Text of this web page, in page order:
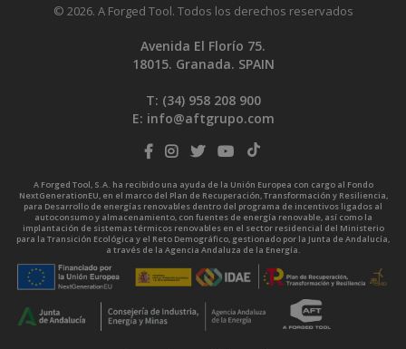
© 2026. A Forged Tool. Todos los derechos reservados
Avenida El Florío 75.
18015. Granada. SPAIN
T: (34) 958 208 900
E: info@aftgrupo.com
A Forged Tool, S.A. ha recibido una ayuda de la Unión Europea con cargo al Fondo
NextGenerationEU, en el marco del Plan de Recuperación, Transformación y Resiliencia,
para Desarrollo de energías renovables dentro del programa de incentivos ligados al
autoconsumo y almacenamiento, con fuentes de energía renovable, así como la
implantación de sistemas térmicos renovables en el sector residencial del Ministerio
para la Transición Ecológica y el Reto Demográfico, gestionado por la Junta de Andalucía,
a través de la Agencia Andaluza de la Energía.